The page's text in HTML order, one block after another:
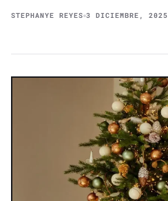
STEPHANYE REYES 3 DICIEMBRE, 2025